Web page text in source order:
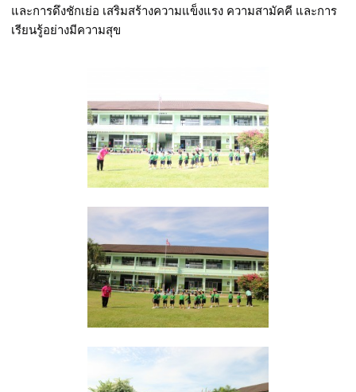
และการดึงชักเย่อ เสริมสร้างความแข็งแรง ความสามัคคี และการ
เรียนรู้อย่างมีความสุข